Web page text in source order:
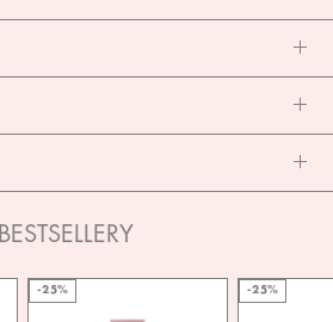
BESTSELLERY
-25% -25%